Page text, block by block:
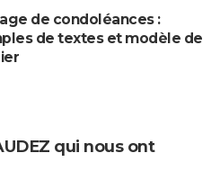
de condoléances :
de textes et modèle de
qui nous ont